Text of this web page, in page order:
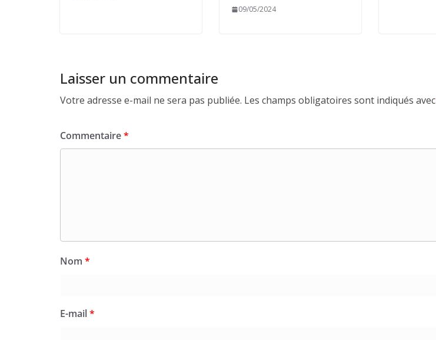
09/05/2024
Laisser un commentaire
Votre adresse e-mail ne sera pas publiée. Les champs obligatoires sont indiqués avec
Commentaire*
Nom *
E-mail*